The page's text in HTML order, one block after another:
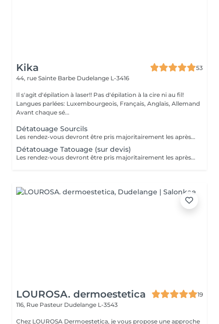
Kika
53
44, rue Sainte Barbe Dudelange L-3416
Il s'agit d'épilation à laser!! Pas d'épilation à la cire ni au fil!
Langues parlées: Luxembourgeois, Français, Anglais, Allemand
Avant chaque sé...
Détatouage Sourcils
Les rendez-vous devront être pris majoritairement les après-midis. Les rendez-vous se feront donc par appel téléphonique ou sms Merci
Détatouage Tatouage (sur devis)
Les rendez-vous devront être pris majoritairement les après-midis. Les rendez-vous se feront donc par appel téléphonique ou sms Merci
LOUROSA. dermoestetica
19
116, Rue Pasteur Dudelange L-3543
Chez LOUROSA Dermoestetica, je vous propose une approche